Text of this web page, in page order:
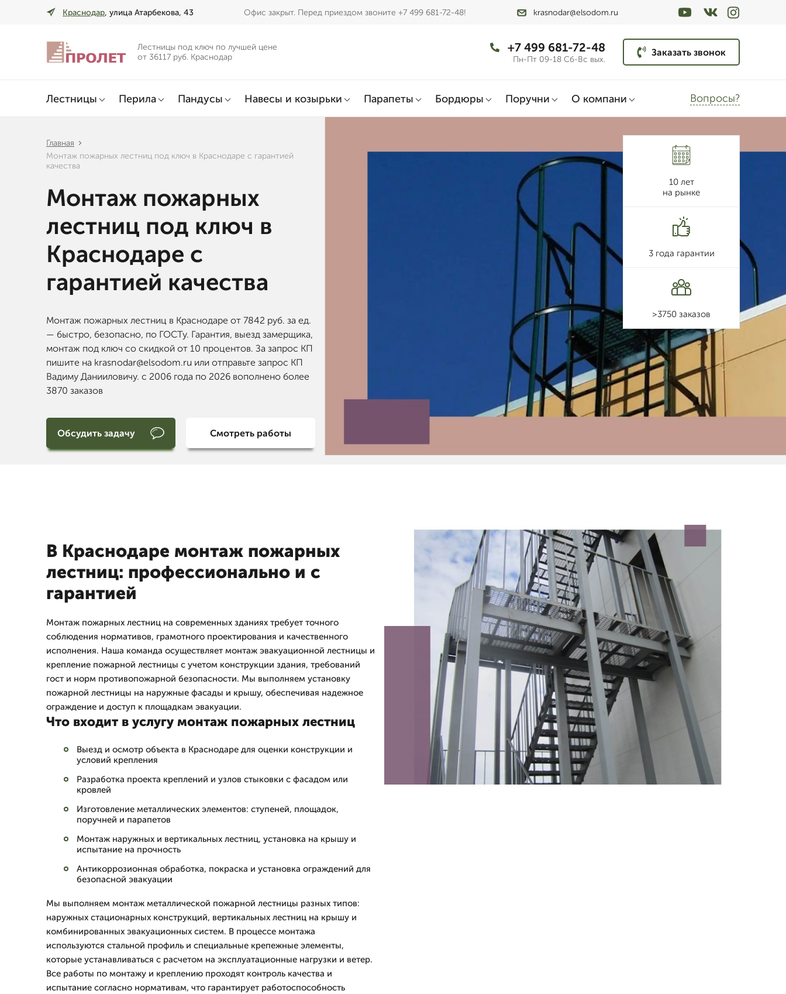
Краснодар, улица Атарбекова, 43 Офис закрыт. Перед приездом звоните +7 499 681-72-48! krasnodar@elsodom.ru
Лестницы под ключ по лучшей цене
от 36117 руб. Краснодар
+7 499 681-72-48
Пн-Пт 09-18 Сб-Вс вых.
Заказать звонок
Лестницы Перила Пандусы Навесы и козырьки Парапеты Бордюры Поручни О компани Вопросы?
Главная
Монтаж пожарных лестниц под ключ в Краснодаре с гарантией
качества
Монтаж пожарных
лестниц под ключ в
Краснодаре с
гарантией качества
Монтаж пожарных лестниц в Краснодаре от 7842 руб. за ед.
— быстро, безопасно, по ГОСТу. Гарантия, выезд замерщика,
монтаж под ключ со скидкой от 10 процентов. За запрос КП
пишите на krasnodar@elsodom.ru или отправьте запрос КП
Вадиму Данииловичу. с 2006 года по 2026 вополнено более
3870 заказов
Обсудить задачу Смотреть работы
10 лет
на рынке
3 года гарантии
>3750 заказов
В Краснодаре монтаж пожарных
лестниц: профессионально и с
гарантией
Монтаж пожарных лестниц на современных зданиях требует точного
соблюдения нормативов, грамотного проектирования и качественного
исполнения. Наша команда осуществляет монтаж эвакуационной лестницы и
крепление пожарной лестницы с учетом конструкции здания, требований
гост и норм противопожарной безопасности. Мы выполняем установку
пожарной лестницы на наружные фасады и крышу, обеспечивая надежное
ограждение и доступ к площадкам эвакуации.
Что входит в услугу монтаж пожарных лестниц
Выезд и осмотр объекта в Краснодаре для оценки конструкции и
условий крепления
Разработка проекта креплений и узлов стыковки с фасадом или
кровлей
Изготовление металлических элементов: ступеней, площадок,
поручней и парапетов
Монтаж наружных и вертикальных лестниц, установка на крышу и
испытание на прочность
Антикоррозионная обработка, покраска и установка ограждений для
безопасной эвакуации
Мы выполняем монтаж металлической пожарной лестницы разных типов:
наружных стационарных конструкций, вертикальных лестниц на крышу и
комбинированных эвакуационных систем. В процессе монтажа
используются стальной профиль и специальные крепежные элементы,
которые устанавливаться с расчетом на эксплуатационные нагрузки и ветер.
Все работы по монтажу и креплению проходят контроль качества и
испытание согласно нормативам, что гарантирует работоспособность